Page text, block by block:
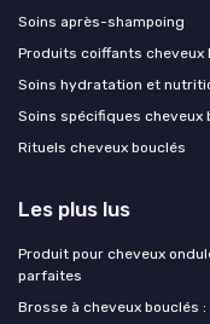
Soins après-shampoing
Produits coiffants cheveux
Soins hydratation et
Soins spécifiques cheveux
Rituels cheveux bouclés
Les plus lus
Produit pour cheveux
parfaites
Brosse à cheveux bouclés